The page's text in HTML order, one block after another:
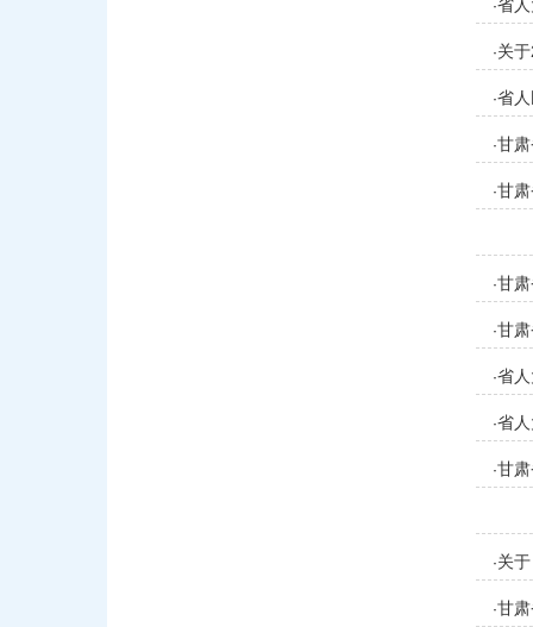
·省
·关
·省
·甘
的决
·甘
·甘
·甘
·省
意
·省
·甘
·关
·甘